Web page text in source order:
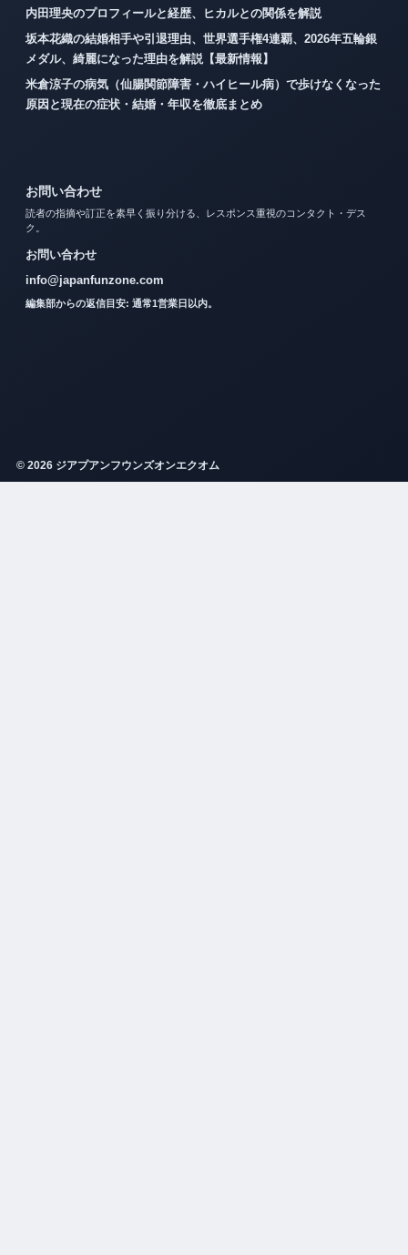
内田理央のプロフィールと経歴、ヒカルとの関係を解説
坂本花織の結婚相手や引退理由、世界選手権4連覇、2026年五輪銀
メダル、綺麗になった理由を解説【最新情報】
米倉涼子の病気（仙腸関節障害・ハイヒール病）で歩けなくなった
原因と現在の症状・結婚・年収を徹底まとめ
お問い合わせ
読者の指摘や訂正を素早く振り分ける、レスポンス重視のコンタクト・デス
ク。
お問い合わせ
info@japanfunzone.com
編集部からの返信目安: 通常1営業日以内。
© 2026 ジアプアンフウンズオンエクオム